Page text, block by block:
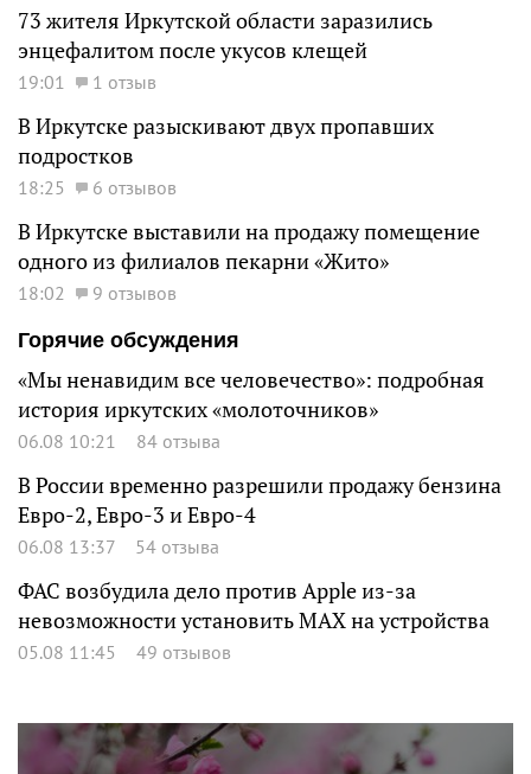
73 жителя Иркутской области заразились
энцефалитом после укусов клещей
19:01 1 отзыв
В Иркутске разыскивают двух пропавших
подростков
18:25 6 отзывов
В Иркутске выставили на продажу помещение
одного из филиалов пекарни «Жито»
18:02
9 отзывов
Горячие обсуждения
«Мы ненавидим все человечество»: подробная
история иркутских «молоточников»
06.08 10:21 84 отзыва
В России временно разрешили продажу бензина
Евро-2, Евро-3 и Евро-4
06.08 13:37 54 отзыва
ФАС возбудила дело против Apple из-за
невозможности установить MAX на устройства
05.08 11:45 49 отзывов